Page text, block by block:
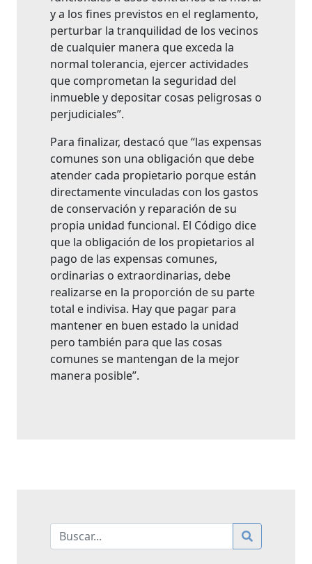
y a los fines previstos en el reglamento,
perturbar la tranquilidad de los vecinos
de cualquier manera que exceda la
normal tolerancia, ejercer actividades
que comprometan la seguridad del
inmueble y depositar cosas peligrosas o
perjudiciales”.
Para finalizar, destacó que “las expensas
comunes son una obligación que debe
atender cada propietario porque están
directamente vinculadas con los gastos
de conservación y reparación de su
propia unidad funcional. El Código dice
que la obligación de los propietarios al
pago de las expensas comunes,
ordinarias o extraordinarias, debe
realizarse en la proporción de su parte
total e indivisa. Hay que pagar para
mantener en buen estado la unidad
pero también para que las cosas
comunes se mantengan de la mejor
manera posible”.